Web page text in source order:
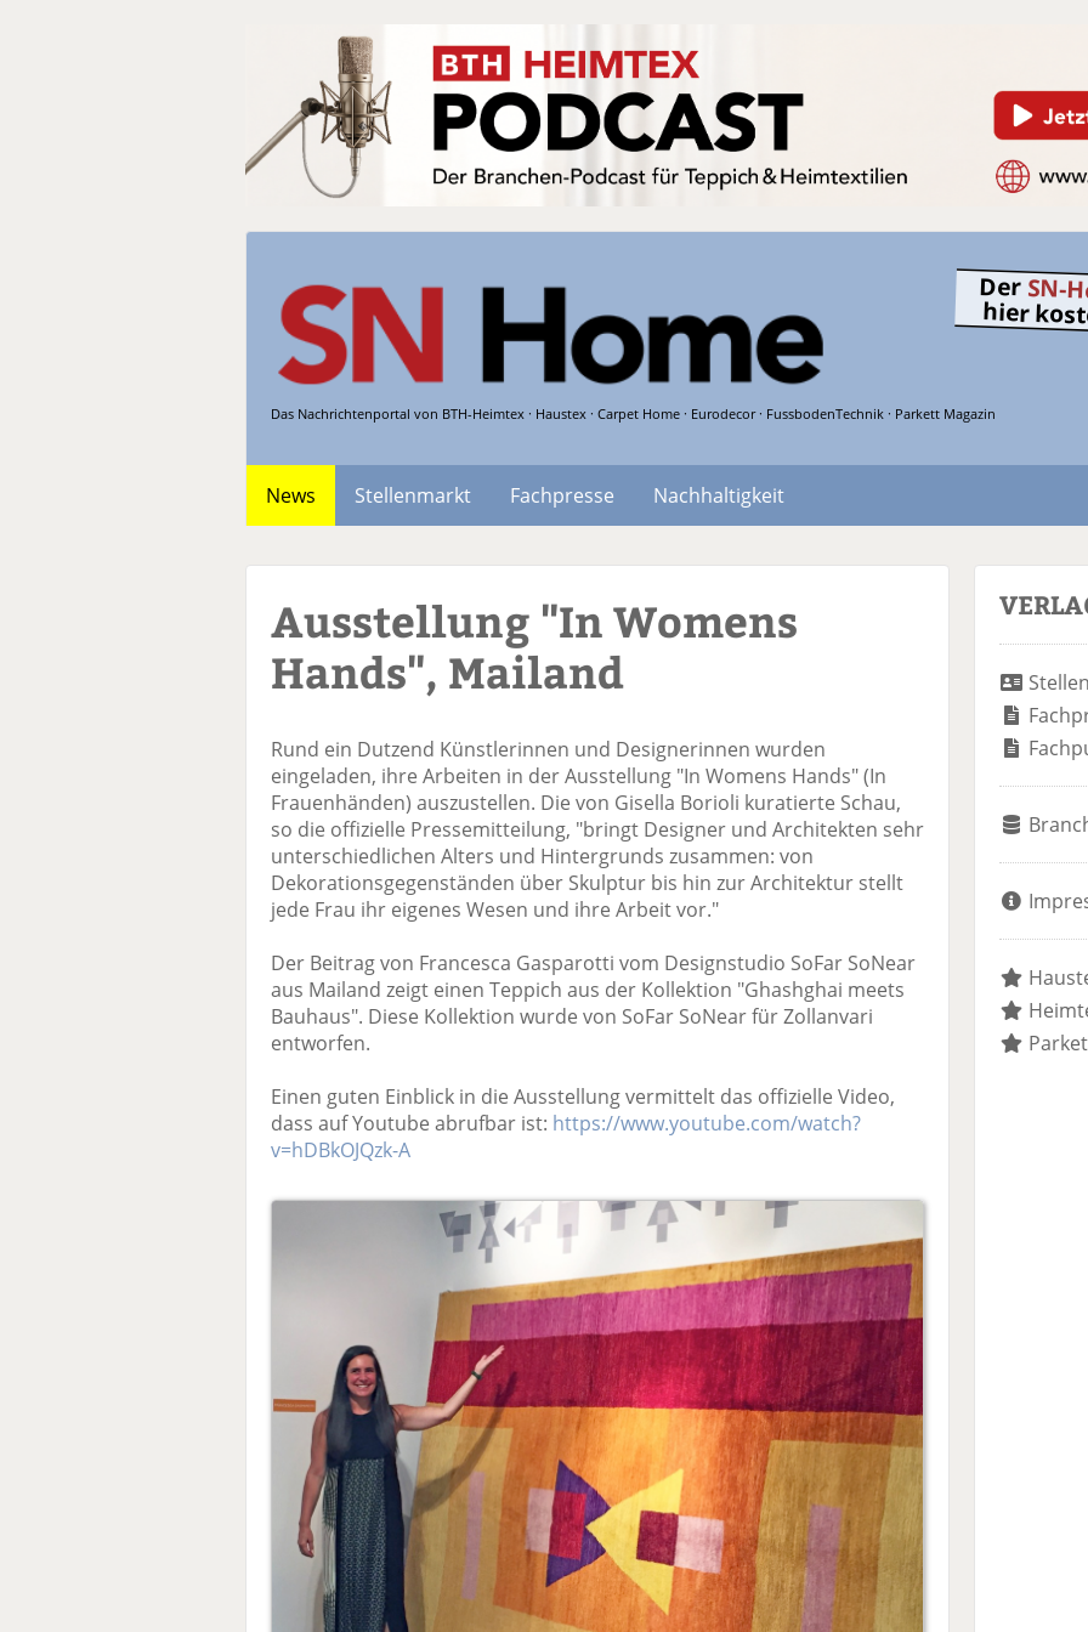
Das Nachrichtenportal von BTH-Heimtex · Haustex · Carpet Home · Eurodecor · FussbodenTechnik · Parkett Magazin
Der SN-
hier
News Stellenmarkt Fachpresse
Nachhaltigkeit
Ausstellung "In Womens
Hands", Mailand
Rund ein Dutzend Künstlerinnen und Designerinnen wurden
eingeladen, ihre Arbeiten in der Ausstellung "In Womens Hands" (In
Frauenhänden) auszustellen. Die von Gisella Borioli kuratierte Schau,
so die offizielle Pressemitteilung, "bringt Designer und Architekten sehr
unterschiedlichen Alters und Hintergrunds zusammen: von
Dekorationsgegenständen über Skulptur bis hin zur Architektur stellt
jede Frau ihr eigenes Wesen und ihre Arbeit vor."
Der Beitrag von Francesca Gasparotti vom Designstudio SoFar SoNear
aus Mailand zeigt einen Teppich aus der Kollektion "Ghashghai meets
Bauhaus". Diese Kollektion wurde von SoFar SoNear für Zollanvari
entworfen.
Einen guten Einblick in die Ausstellung vermittelt das offizielle Video,
dass auf Youtube abrufbar ist: https://www.youtube.com/watch?
v=hDBkOJQzk-A